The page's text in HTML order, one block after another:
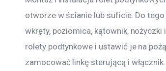
otworze w ścianie lub suficie. Do
wkręty, poziomica, kątownik,
rolety podtynkowe i ustawić je na
zamocować linkę sterującą i włącznik.